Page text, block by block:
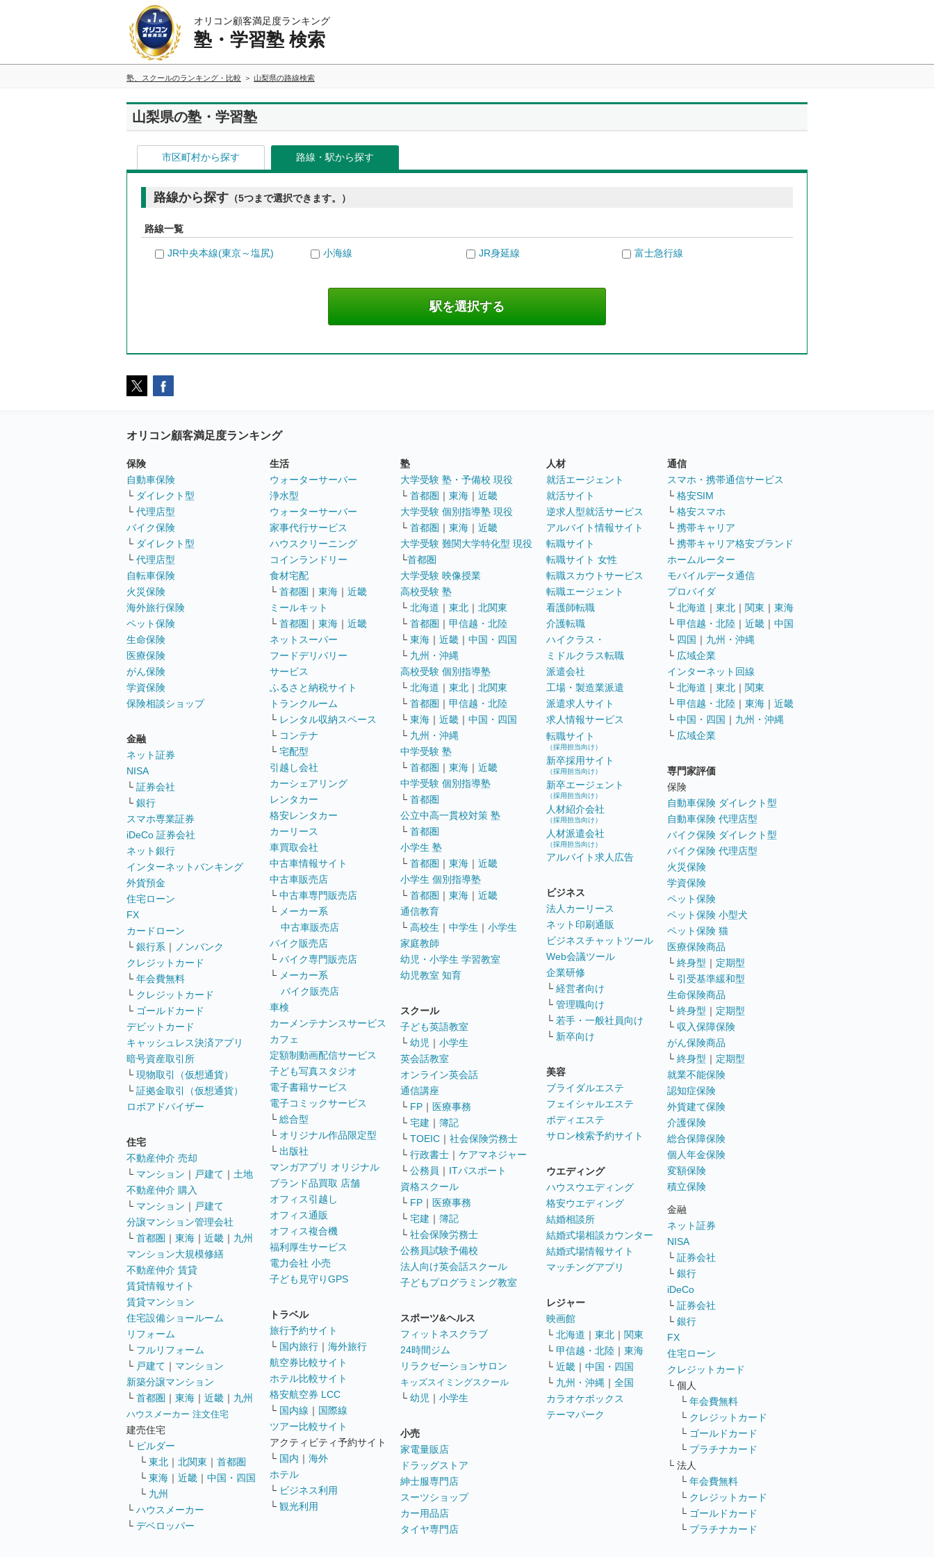
オリコン顧客満足度ランキング
塾・学習塾 検索
塾、スクールのランキング・比較 山梨県の路線検索
山梨県の塾・学習塾
市区町村から探す 路線・駅から探す
路線から探す （5つまで選択できます。）
路線一覧
JR中央本線(東京～塩尻) 小海線 JR身延線 富士急行線
オリコン顧客満足度ランキング
保険
自動車保険
└ ダイレクト型
└ 代理店型
バイク保険
└ ダイレクト型
└ 代理店型
自転車保険
火災保険
海外旅行保険
ペット保険
生命保険
医療保険
がん保険
学資保険
保険相談ショップ
金融
ネット証券
NISA
└ 証券会社
└ 銀行
スマホ専業証券
iDeCo 証券会社
ネット銀行
インターネットバンキング
外貨預金
住宅ローン
FX
カードローン
└ 銀行系 ｜
ノンバンク
クレジットカード
└ 年会費無料
└ クレジットカード
└ ゴールドカード
デビットカード
キャッシュレス決済アプリ
暗号資産取引所
└ 現物取引（仮想通貨）
└ 証拠金取引（仮想通貨）
ロボアドバイザー
住宅
不動産仲介 売却
└ マンション ｜ 戸建て ｜ 土地
不動産仲介 購入
└ マンション ｜ 戸建て
分譲マンション管理会社
└ 首都圏 ｜ 東海 ｜ 近畿 ｜ 九州
マンション大規模修繕
不動産仲介 賃貸
賃貸情報サイト
賃貸マンション
住宅設備ショールーム
リフォーム
└ フルリフォーム
└ 戸建て ｜ マンション
新築分譲マンション
└ 首都圏 ｜ 東海 ｜ 近畿 ｜ 九州
ハウスメーカー 注文住宅
建売住宅
└ ビルダー
└ 東北 ｜ 北関東 ｜ 首都圏
└ 東海 ｜ 近畿 ｜ 中国・四国
└ 九州
└ ハウスメーカー
└ デベロッパー
生活
ウォーターサーバー
浄水型
ウォーターサーバー
家事代行サービス
ハウスクリーニング
コインランドリー
食材宅配
└ 首都圏 ｜ 東海 ｜ 近畿
ミールキット
└ 首都圏 ｜ 東海 ｜ 近畿
ネットスーパー
フードデリバリー
サービス
ふるさと納税サイト
トランクルーム
└ レンタル収納スペース
└ コンテナ
└ 宅配型
引越し会社
カーシェアリング
レンタカー
格安レンタカー
カーリース
車買取会社
中古車情報サイト
中古車販売店
└ 中古車専門販売店
└ メーカー系
中古車販売店
バイク販売店
└ バイク専門販売店
└ メーカー系
バイク販売店
車検
カーメンテナンスサービス
カフェ
定額制動画配信サービス
子ども写真スタジオ
電子書籍サービス
電子コミックサービス
└ 総合型
└ オリジナル作品限定型
└ 出版社
マンガアプリ オリジナル
ブランド品買取 店舗
オフィス引越し
オフィス通販
オフィス複合機
福利厚生サービス
電力会社 小売
子ども見守りGPS
トラベル
旅行予約サイト
└ 国内旅行 ｜ 海外旅行
航空券比較サイト
ホテル比較サイト
格安航空券 LCC
└ 国内線 ｜ 国際線
ツアー比較サイト
アクティビティ予約サイト
└ 国内 ｜ 海外
ホテル
└ ビジネス利用
└ 観光利用
塾
大学受験 塾・予備校 現役
└ 首都圏 ｜ 東海 ｜ 近畿
大学受験 個別指導塾 現役
└ 首都圏 ｜ 東海 ｜ 近畿
大学受験 難関大学特化型 現役
└首都圏
大学受験 映像授業
高校受験 塾
└ 北海道 ｜ 東北 ｜ 北関東
└ 首都圏 ｜ 甲信越・北陸
└ 東海 ｜ 近畿 ｜ 中国・四国
└ 九州・沖縄
高校受験 個別指導塾
└ 北海道 ｜ 東北 ｜ 北関東
└ 首都圏 ｜ 甲信越・北陸
└ 東海 ｜ 近畿 ｜ 中国・四国
└ 九州・沖縄
中学受験 塾
└ 首都圏 ｜ 東海 ｜ 近畿
中学受験 個別指導塾
└ 首都圏
公立中高一貫校対策 塾
└ 首都圏
小学生 塾
└ 首都圏 ｜ 東海 ｜ 近畿
小学生 個別指導塾
└ 首都圏 ｜ 東海 ｜ 近畿
通信教育
└ 高校生 ｜ 中学生 ｜ 小学生
家庭教師
幼児・小学生 学習教室
幼児教室 知育
スクール
子ども英語教室
└ 幼児 ｜ 小学生
英会話教室
オンライン英会話
通信講座
└ FP ｜ 医療事務
└ 宅建 ｜ 簿記
└ TOEIC ｜ 社会保険労務士
└ 行政書士 ｜ ケアマネジャー
└ 公務員 ｜ ITパスポート
資格スクール
└ FP ｜ 医療事務
└ 宅建 ｜ 簿記
└ 社会保険労務士
公務員試験予備校
法人向け英会話スクール
子どもプログラミング教室
スポーツ&ヘルス
フィットネスクラブ
24時間ジム
リラクゼーションサロン
キッズスイミングスクール
└ 幼児 ｜ 小学生
小売
家電量販店
ドラッグストア
紳士服専門店
スーツショップ
カー用品店
タイヤ専門店
人材
就活エージェント
就活サイト
逆求人型就活サービス
アルバイト情報サイト
転職サイト
転職サイト 女性
転職スカウトサービス
転職エージェント
看護師転職
介護転職
ハイクラス・
ミドルクラス転職
派遣会社
工場・製造業派遣
派遣求人サイト
求人情報サービス
転職サイト
（採用担当向け）
新卒採用サイト
（採用担当向け）
新卒エージェント
（採用担当向け）
人材紹介会社
（採用担当向け）
人材派遣会社
（採用担当向け）
アルバイト求人広告
ビジネス
法人カーリース
ネット印刷通販
ビジネスチャットツール
Web会議ツール
企業研修
└ 経営者向け
└ 管理職向け
└ 若手・一般社員向け
└ 新卒向け
美容
ブライダルエステ
フェイシャルエステ
ボディエステ
サロン検索予約サイト
ウエディング
ハウスウエディング
格安ウエディング
結婚相談所
結婚式場相談カウンター
結婚式場情報サイト
マッチングアプリ
レジャー
映画館
└ 北海道 ｜ 東北 ｜ 関東
└ 甲信越・北陸 ｜ 東海
└ 近畿 ｜ 中国・四国
└ 九州・沖縄 ｜ 全国
カラオケボックス
テーマパーク
通信
スマホ・携帯通信サービス
└ 格安SIM
└ 格安スマホ
└ 携帯キャリア
└ 携帯キャリア格安ブランド
ホームルーター
モバイルデータ通信
プロバイダ
└ 北海道 ｜ 東北 ｜ 関東 ｜ 東海
└ 甲信越・北陸 ｜ 近畿 ｜ 中国
└ 四国 ｜ 九州・沖縄
└ 広域企業
インターネット回線
└ 北海道 ｜ 東北 ｜ 関東
└ 甲信越・北陸 ｜ 東海 ｜ 近畿
└ 中国・四国 ｜ 九州・沖縄
└ 広域企業
専門家評価
保険
自動車保険 ダイレクト型
自動車保険 代理店型
バイク保険 ダイレクト型
バイク保険 代理店型
火災保険
学資保険
ペット保険
ペット保険 小型犬
ペット保険 猫
医療保険商品
└ 終身型 ｜ 定期型
└ 引受基準緩和型
生命保険商品
└ 終身型 ｜ 定期型
└ 収入保障保険
がん保険商品
└ 終身型 ｜ 定期型
就業不能保険
認知症保険
外貨建て保険
介護保険
総合保障保険
個人年金保険
変額保険
積立保険
金融
ネット証券
NISA
└ 証券会社
└ 銀行
iDeCo
└ 証券会社
└ 銀行
FX
住宅ローン
クレジットカード
└ 個人
└ 年会費無料
└ クレジットカード
└ ゴールドカード
└ プラチナカード
└ 法人
└ 年会費無料
└ クレジットカード
└ ゴールドカード
└ プラチナカード